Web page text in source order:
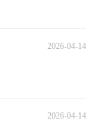
2026-04-14
2026-04-14